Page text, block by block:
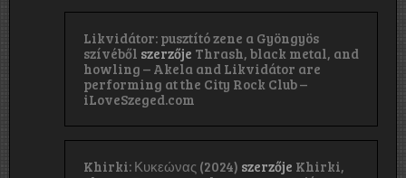
Likvidátor: pusztító zene a Gyöngyös
szívéből szerzője Thrash, black metal, and
howling – Akela and Likvidátor are
performing at the City Rock Club –
iLoveSzeged.com
Khirki: Κ​υ​κ​ε​ώ​ν​α​ς (2024) szerzője Khirki,